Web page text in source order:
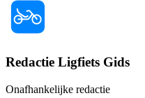
Redactie Ligfiets Gids
Onafhankelijke redactie